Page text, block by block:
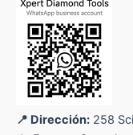
📍 Dirección: 258